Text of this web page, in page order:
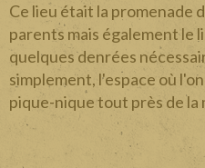
Ce lieu était la promenade
parents mais également le
quelques denrées
simplement, l'espace où
pique-nique tout près de la